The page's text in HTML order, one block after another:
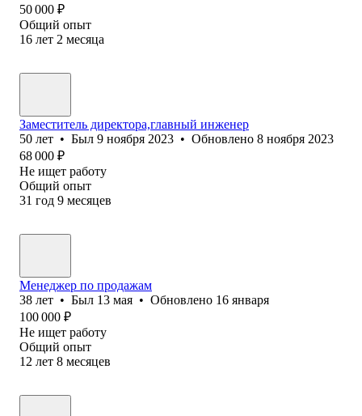
50 000 ₽
Общий опыт
16 лет 2 месяца
Заместитель директора,главный инженер
50 лет • Был 9 ноября 2023 • Обновлено 8 ноября 2023
68 000 ₽
Не ищет работу
Общий опыт
31 год 9 месяцев
Менеджер по продажам
38 лет • Был 13 мая • Обновлено 16 января
100 000 ₽
Не ищет работу
Общий опыт
12 лет 8 месяцев